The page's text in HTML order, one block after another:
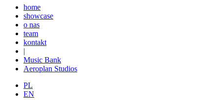
home
showcase
o nas
team
kontakt
|
Music Bank
Aeroplan Studios
PL
EN